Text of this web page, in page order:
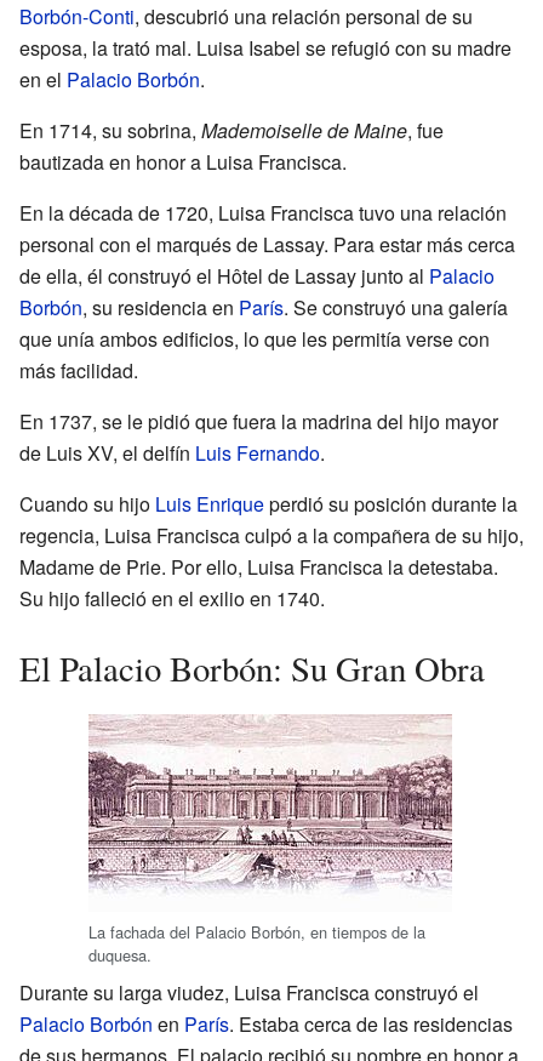
Borbón-Conti, descubrió una relación personal de su
esposa, la trató mal. Luisa Isabel se refugió con su madre
en el Palacio Borbón.
En 1714, su sobrina, Mademoiselle de Maine, fue
bautizada en honor a Luisa Francisca.
En la década de 1720, Luisa Francisca tuvo una relación
personal con el marqués de Lassay. Para estar más cerca
de ella, él construyó el Hôtel de Lassay junto al Palacio
Borbón, su residencia en París. Se construyó una galería
que unía ambos edificios, lo que les permitía verse con
más facilidad.
En 1737, se le pidió que fuera la madrina del hijo mayor
de Luis XV, el delfín Luis Fernando.
Cuando su hijo Luis Enriqueperdió su posición durante la
regencia, Luisa Francisca culpó a la compañera de su hijo,
Madame de Prie. Por ello, Luisa Francisca la detestaba.
Su hijo falleció en el exilio en 1740.
El Palacio Borbón: Su Gran Obra
La fachada del Palacio Borbón, en tiempos de la
duquesa.
Durante su larga viudez, Luisa Francisca construyó el
Palacio Borbón en París. Estaba cerca de las residencias